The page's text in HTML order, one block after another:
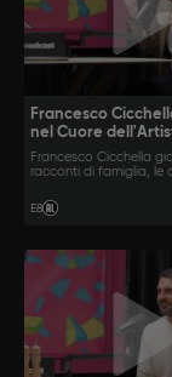
Francesco
nel Cuore
Francesco Cicchella
racconti di famiglia, le
rivelando un legame
sorprendente e
E8